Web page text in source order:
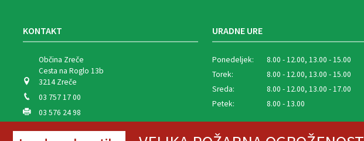
KONTAKT
Občina Zreče
Cesta na Roglo 13b
3214 Zreče
03 757 17 00
03 576 24 98
URADNE URE
Ponedeljek:
8.00 - 12.00, 13.00 - 15.00
Torek:
8.00 - 12.00, 13.00 - 15.00
Sreda:
8.00 - 12.00, 13.00 - 17.00
Petek:
8.00 - 13.00